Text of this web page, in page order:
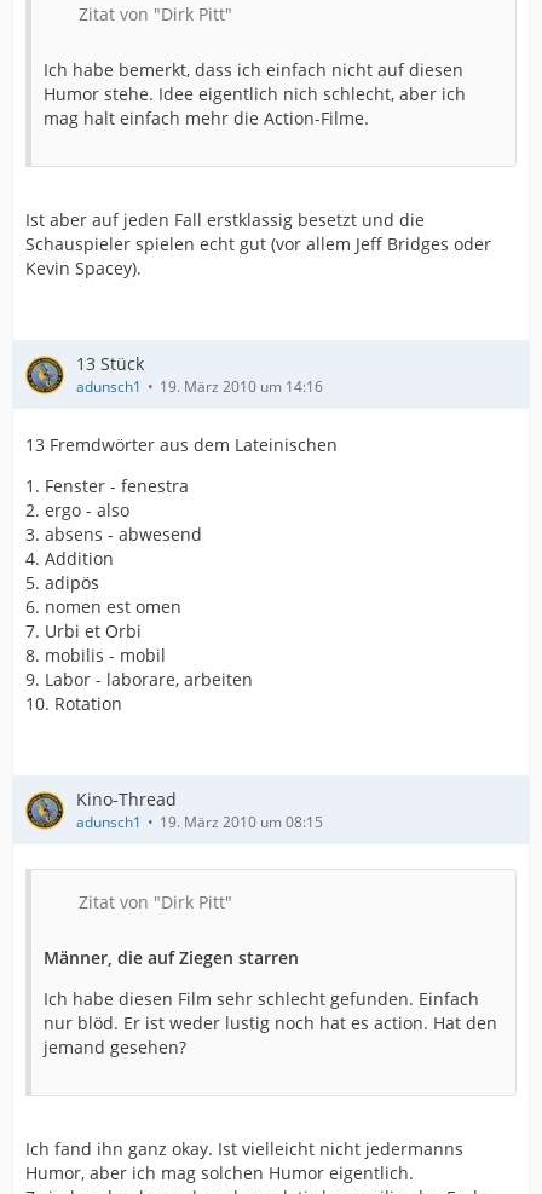
Zitat von "Dirk Pitt"
Ich habe bemerkt, dass ich einfach nicht auf diesen
Humor stehe. Idee eigentlich nich schlecht, aber ich
mag halt einfach mehr die Action-Filme.
Ist aber auf jeden Fall erstklassig besetzt und die
Schauspieler spielen echt gut (vor allem Jeff Bridges oder
Kevin Spacey).
13 Stück
adunsch1 19. März 2010 um 14:16
13 Fremdwörter aus dem Lateinischen
1. Fenster - fenestra
2. ergo - also
3. absens - abwesend
4. Addition
5. adipös
6. nomen est omen
7. Urbi et Orbi
8. mobilis - mobil
9. Labor - laborare, arbeiten
10. Rotation
Kino-Thread
adunsch1 19. März 2010 um 08:15
Zitat von "Dirk Pitt"
Männer, die auf Ziegen starren
Ich habe diesen Film sehr schlecht gefunden. Einfach
nur blöd. Er ist weder lustig noch hat es action. Hat den
jemand gesehen?
Ich fand ihn ganz okay. Ist vielleicht nicht jedermanns
Humor, aber ich mag solchen Humor eigentlich.